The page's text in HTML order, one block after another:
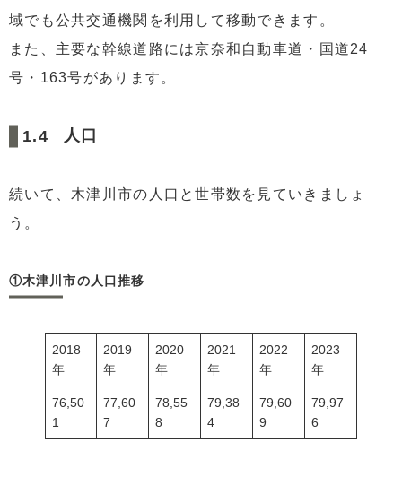
域でも公共交通機関を利用して移動できます。
また、主要な幹線道路には京奈和自動車道・国道24
号・163号があります。
人口
続いて、木津川市の人口と世帯数を見ていきましょ
う。
①木津川市の人口推移
2018
年
2019
年
2020
年
2021
年
2022
年
2023
年
76,50
1
77,60
7
78,55
8
79,38
4
79,60
9
79,97
6